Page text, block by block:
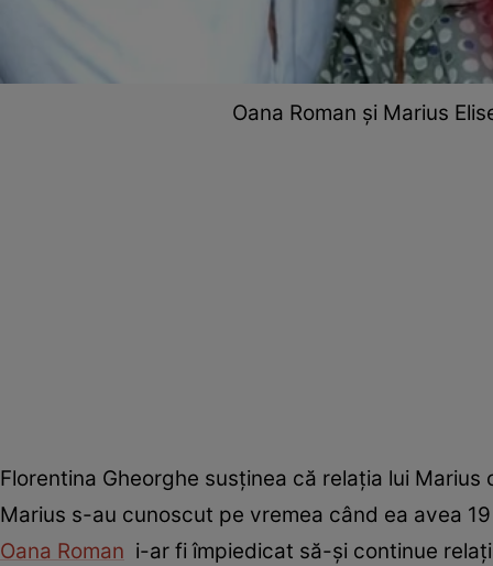
Oana Roman și Marius
Florentina Gheorghe susținea că relația lui
Marius s-au cunoscut pe vremea când ea avea
Oana Roman i-ar fi împiedicat să-și continue